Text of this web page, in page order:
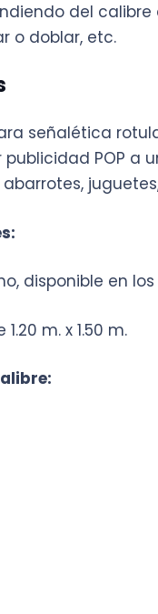
del
o doblar, etc.
señalética
POP a
disponible en
m. x 1.50 m.